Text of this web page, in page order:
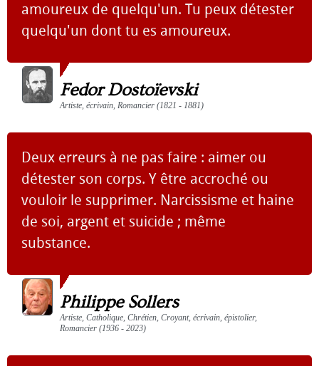
amoureux de quelqu'un. Tu peux détester
quelqu'un dont tu es amoureux.
Fedor Dostoïevski
Artiste, écrivain, Romancier (1821 - 1881)
Deux erreurs à ne pas faire : aimer ou
détester son corps. Y être accroché ou
vouloir le supprimer. Narcissisme et haine
de soi, argent et suicide ; même
substance.
Philippe Sollers
Artiste, Catholique, Chrétien, Croyant, écrivain, épistolier,
Romancier (1936 - 2023)